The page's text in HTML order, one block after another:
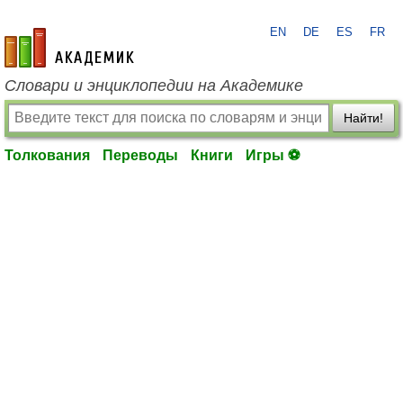
academic.ru
EN DE ES FR
Словари и энциклопедии на Академике
Найти!
Толкования Переводы Книги Игры ⚽